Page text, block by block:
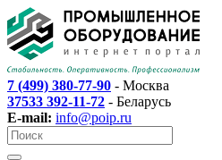
7 (499) 380-77-90 - Москва
37533 392-11-72 - Беларусь
E-mail: info@poip.ru